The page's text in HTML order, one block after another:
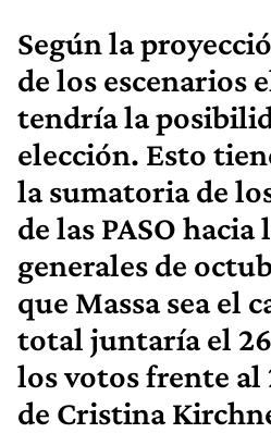
Según la
de los escenarios
tendría la
elección. Esto
la sumatoria de
de las PASO hacia
generales de
que Massa sea el
total juntaría el
los votos frente
de Cristina